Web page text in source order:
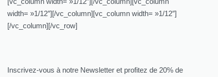
width= »1/12″][/vc_column][vc_column width= »1/12″]
[/vc_column][/vc_row]
Inscrivez-vous à notre Newsletter et profitez de 20% de